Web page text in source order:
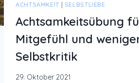
ACHTSAMKEIT| SELBSTLIEBE
Achtsamkeitsübung
Mitgefühl und
Selbstkritik
29. Oktober 2021